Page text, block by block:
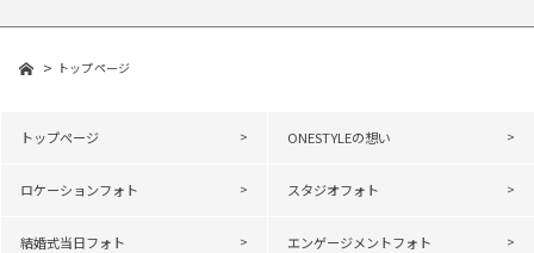
トップページ
トップページ ONESTYLEの想い
ロケーションフォト スタジオフォト
結婚式当日フォト エンゲージメントフォト